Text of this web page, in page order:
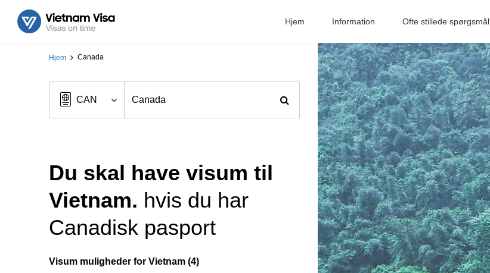
Hjem Information Ofte stillede spørgsmål
Hjem Canada
Du skal have visum til
Vietnam. hvis du har
Canadisk pasport
Visum muligheder for Vietnam (4)